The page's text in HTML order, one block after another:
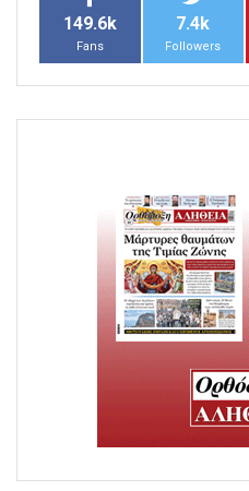
149.6k
Fans
7.4k
Followers